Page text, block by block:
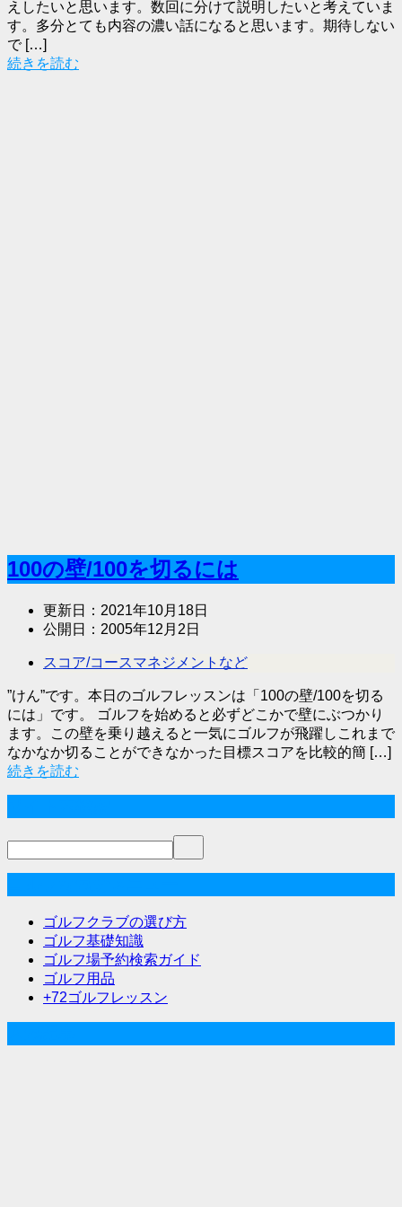
えしたいと思います。数回に分けて説明したいと考えていま
す。多分とても内容の濃い話になると思います。期待しない
で […]
続きを読む
100の壁/100を切るには
更新日： 2021年10月18日
公開日： 2005年12月2日
スコア/コースマネジメントなど
”けん”です。本日のゴルフレッスンは「100の壁/100を切る
には」です。 ゴルフを始めると必ずどこかで壁にぶつかり
ます。この壁を乗り越えると一気にゴルフが飛躍しこれまで
なかなか切ることができなかった目標スコアを比較的簡 […]
続きを読む
ゴルフクラブの選び方
ゴルフ基礎知識
ゴルフ場予約検索ガイド
ゴルフ用品
+72ゴルフレッスン